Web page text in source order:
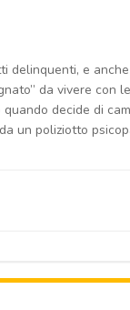
delinquenti, e anche
da vivere con le
decide di
un poliziotto